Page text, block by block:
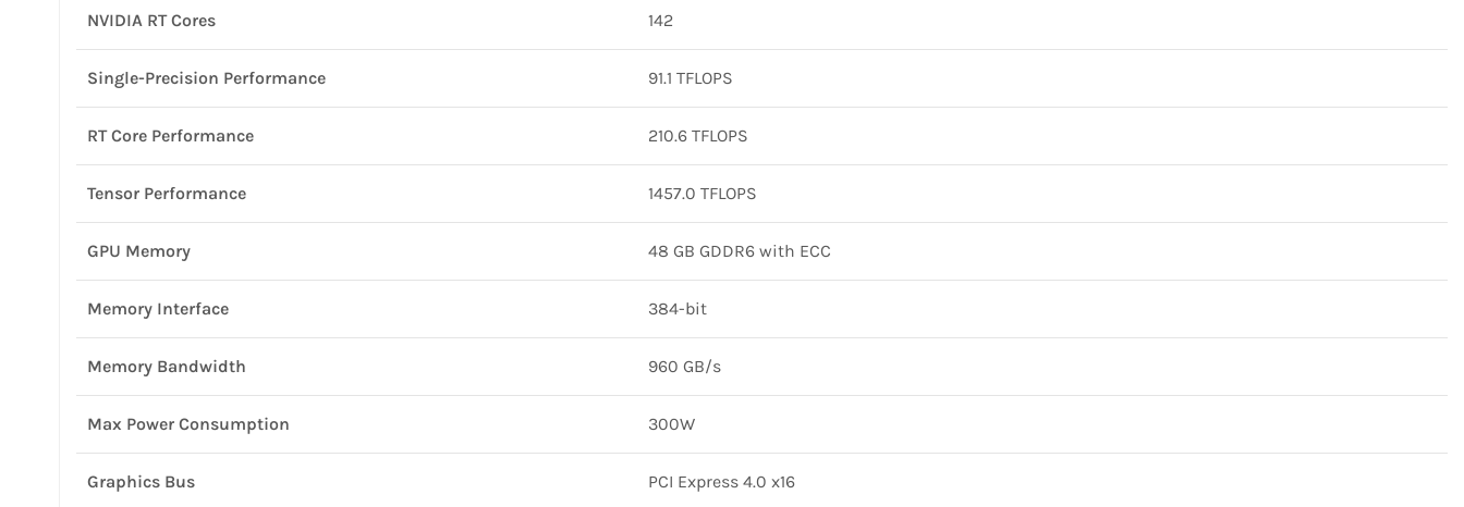
NVIDIA RT Cores 142
Single-Precision Performance 91.1 TFLOPS
RT Core Performance 210.6 TFLOPS
Tensor Performance 1457.0 TFLOPS
GPU Memory 48 GB GDDR6 with ECC
Memory Interface 384-bit
Memory Bandwidth 960 GB/s
Max Power Consumption 300W
Graphics Bus PCI Express 4.0 x16